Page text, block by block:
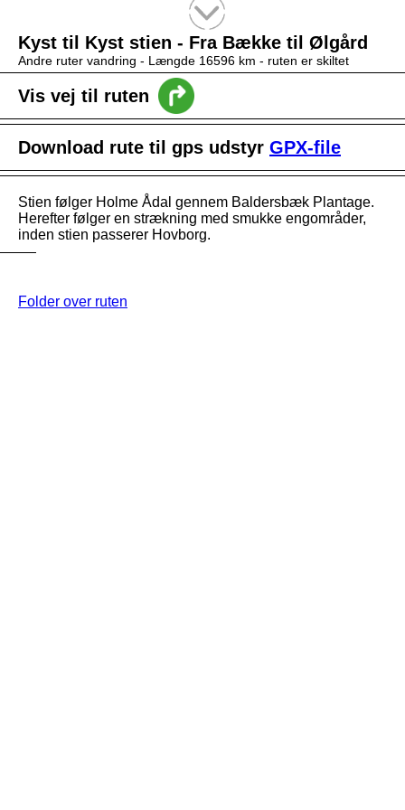
Kyst til Kyst stien - Fra Bække til Ølgård
Andre ruter vandring - Længde 16596 km - ruten er skiltet
Vis vej til ruten
Download rute til gps udstyr GPX-file
Stien følger Holme Ådal gennem Baldersbæk Plantage.
Herefter følger en strækning med smukke engområder,
inden stien passerer Hovborg.
Folder over ruten